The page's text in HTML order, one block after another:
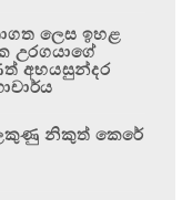
ලෙස ඉහළ
උරගයාගේ
අභයසුන්දර
නිකුත් කෙරේ